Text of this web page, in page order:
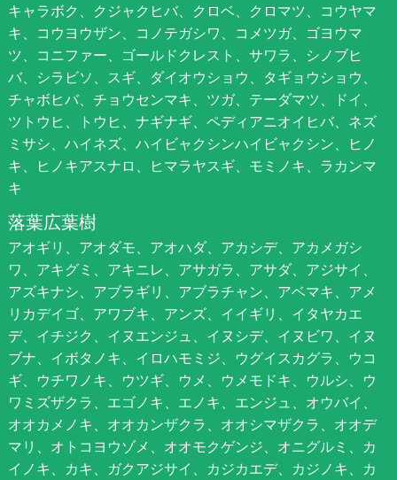
キャラボク、クジャクヒバ、クロベ、クロマツ、コウヤマ
キ、コウヨウザン、コノテガシワ、コメツガ、ゴヨウマ
ツ、コニファー、ゴールドクレスト、サワラ、シノブヒ
バ、シラビソ、スギ、ダイオウショウ、タギョウショウ、
チャボヒバ、チョウセンマキ、ツガ、テーダマツ、ドイ、
ツトウヒ、トウヒ、ナギナギ、ペディアニオイヒバ、ネズ
ミサシ、ハイネズ、ハイビャクシンハイビャクシン、ヒノ
キ、ヒノキアスナロ、ヒマラヤスギ、モミノキ、ラカンマ
キ
落葉広葉樹
アオギリ、アオダモ、アオハダ、アカシデ、アカメガシ
ワ、アキグミ、アキニレ、アサガラ、アサダ、アジサイ、
アズキナシ、アブラギリ、アブラチャン、アベマキ、アメ
リカデイゴ、アワブキ、アンズ、イイギリ、イタヤカエ
デ、イチジク、イヌエンジュ、イヌシデ、イヌビワ、イヌ
ブナ、イボタノキ、イロハモミジ、ウグイスカグラ、ウコ
ギ、ウチワノキ、ウツギ、ウメ、ウメモドキ、ウルシ、ウ
ワミズザクラ、エゴノキ、エノキ、エンジュ、オウバイ、
オオカメノキ、オオカンザクラ、オオシマザクラ、オオデ
マリ、オトコヨウゾメ、オオモクゲンジ、オニグルミ、カ
イノキ、カキ、ガクアジサイ、カジカエデ、カジノキ、カ